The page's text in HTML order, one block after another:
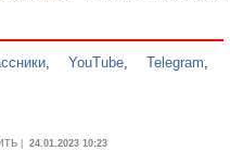
,YouTube ,Telegram
| 24.01.2023 10:23